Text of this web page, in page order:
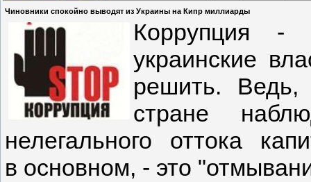
Чиновники спокойно выводят из Украины на Кипр миллиарды
Коррупция -
украинские
решить.
стране
нелегального оттока
в основном, - это